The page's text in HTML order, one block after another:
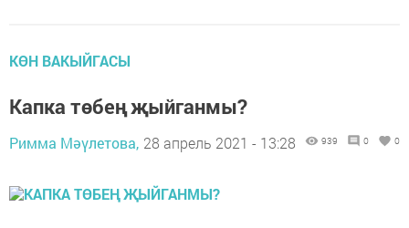
КӨН ВАКЫЙГАСЫ
Капка төбең җыйганмы?
Римма Мәүлетова, 28 апрель 2021 - 13:28 939 0 0